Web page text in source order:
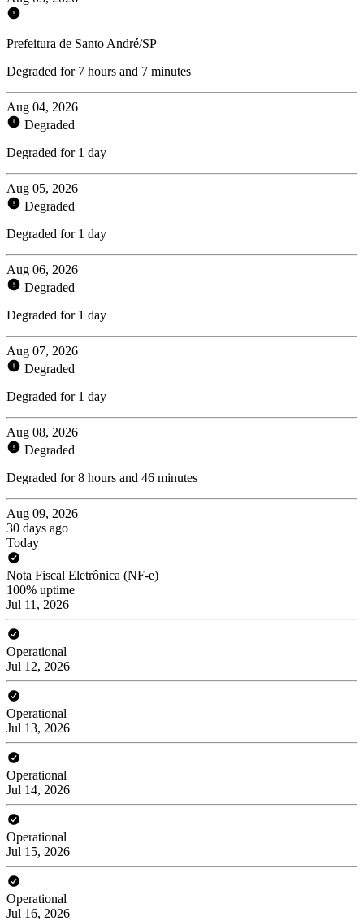
Prefeitura de Santo André/SP
Degraded for 7 hours and 7 minutes
Aug 04, 2026
Degraded
Degraded for 1 day
Aug 05, 2026
Degraded
Degraded for 1 day
Aug 06, 2026
Degraded
Degraded for 1 day
Aug 07, 2026
Degraded
Degraded for 1 day
Aug 08, 2026
Degraded
Degraded for 8 hours and 46 minutes
Aug 09, 2026
30 days ago
Today
Nota Fiscal Eletrônica (NF-e)
100% uptime
Jul 11, 2026
Operational
Jul 12, 2026
Operational
Jul 13, 2026
Operational
Jul 14, 2026
Operational
Jul 15, 2026
Operational
Jul 16, 2026